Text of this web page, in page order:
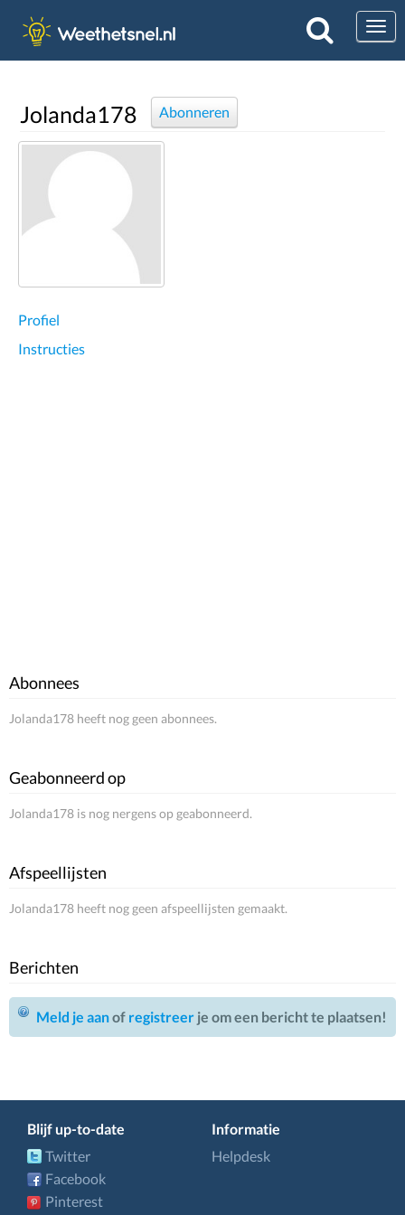
Jolanda178 Abonneren
Profiel
Instructies
Abonnees
Jolanda178 heeft nog geen abonnees.
Geabonneerd op
Jolanda178 is nog nergens op geabonneerd.
Afspeellijsten
Jolanda178 heeft nog geen afspeellijsten gemaakt.
Berichten
Meld je aanof registreer je om een bericht te plaatsen!
Blijf up-to-date
Twitter
Facebook
Pinterest
Informatie
Helpdesk